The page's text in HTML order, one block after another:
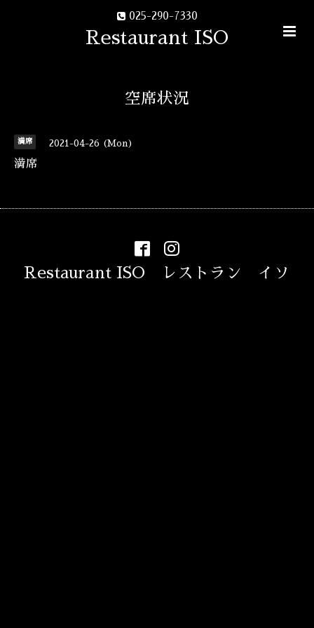
025-290-7330
Restaurant ISO
空席状況
満席 2021-04-26 (Mon)
満席
Restaurant ISO レストラン イソ